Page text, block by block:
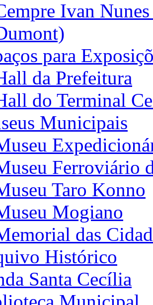
Ivan
para
da Prefeitura
do Terminal
Municipais
Ferroviário
Taro Konno
Mogiano
das
Histórico
Santa Cecília